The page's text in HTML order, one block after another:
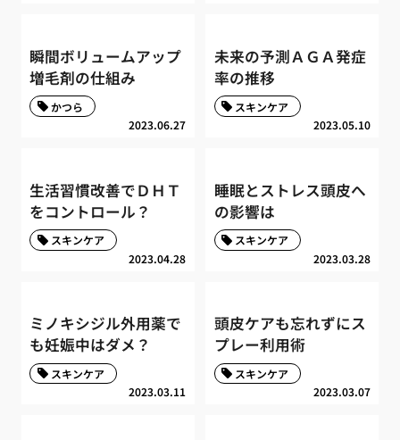
瞬間ボリュームアップ
増毛剤の仕組み
2023.06.27
かつら
未来の予測ＡＧＡ発症
率の推移
2023.05.10
スキンケア
生活習慣改善でＤＨＴ
をコントロール？
2023.04.28
スキンケア
睡眠とストレス頭皮へ
の影響は
2023.03.28
スキンケア
ミノキシジル外用薬で
も妊娠中はダメ？
2023.03.11
スキンケア
頭皮ケアも忘れずにス
プレー利用術
2023.03.07
スキンケア